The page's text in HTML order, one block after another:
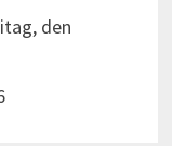
den